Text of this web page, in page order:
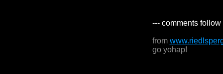
--- comments
from
go yohap!